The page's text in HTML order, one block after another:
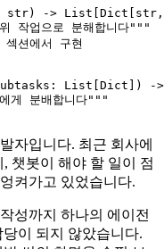
str) -> List Dict str
작업으로 분해합니다"""
션에서 구현
List Dict
) -
게 분배합니다"""
자입니다. 최근 회사에
챗봇이 해야 할 일이 점
켜가고 있었습니다.
성까지 하나의 에이전
이 되지 않았습니다.